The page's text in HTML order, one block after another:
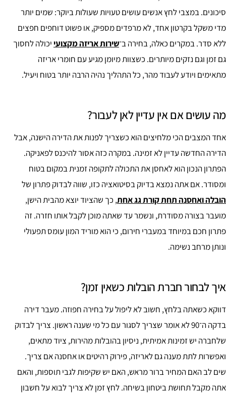
סיכונים. במצבי לחץ אנשים עושים טעויות שעולות ביוקר: שמים יותר
מדי משקל בקרטון אחד, לא מרפדים מספיק, או פשוט דוחפים חפצים
ללא סדר. במקרים כאלה, בחירה ב־שירות אריזה מקצועי יכולה לחסוך
גם זמן וגם נזקים מיותרים. כשצוות מיומן מגיע עם חומרי אריזה
מתאימים ויודע לעבוד מהר, כל התהליך נהיה הרבה יותר בטוח ויעיל.
מה עושים אם אין עדיין לאן לעבור?
אחד המצבים הכי מלחיצים הוא כשצריך לפנות את הדירה הישנה, אבל
הדירה החדשה עדיין לא זמינה. במקרה כזה אסור להיכנס לפאניקה.
הפתרון הנכון הוא לאחסן את התכולה לתקופה זמנית במקום בטוח
ומסודר. אם אתה נמצא בדיוק בסיטואציה כזו, שווה לבדוק פתרון של
הובלה ואחסנה תחת קורת גג אחת, כך שהציוד יוצא מהבית הישן,
מועבר בצורה מסודרת, ונשמר עד שאתה מוכן לקבל אותו חזרה. זה
פתרון חכם במיוחד במעברי חירום, כי הוא מוריד המון עומס תפעולי
ונותן מרחב נשימה.
איך לבחור חברת הובלות כשאין זמן?
דווקא כשאתה בלחץ, חשוב לא ליפול על בחירה חפוזה. מעבר דירה
בדקה ה־90 לא אומר שצריך לסגור עם כל מי שענה ראשון. צריך לבדוק
שלחברה יש זמינות אמיתית, ניסיון בהובלות מהירות, ציוד מתאים,
ואפשרות לתת מענה גם לאריזה, פירוק רהיטים או אחסנה אם צריך.
שים לב האם המחיר ברור מראש, האם יש שקיפות לגבי תוספות, והאם
אתה מקבל תחושת ביטחון בשיחה. לחץ זמן לא צריך לבוא על חשבון